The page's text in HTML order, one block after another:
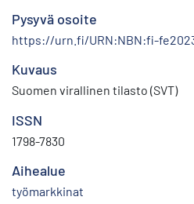
Pysyvä osoite
https://urn.fi/URN:NBN:fi-
Kuvaus
Suomen virallinen tilasto (SVT)
ISSN
1798-7830
Aihealue
työmarkkinat